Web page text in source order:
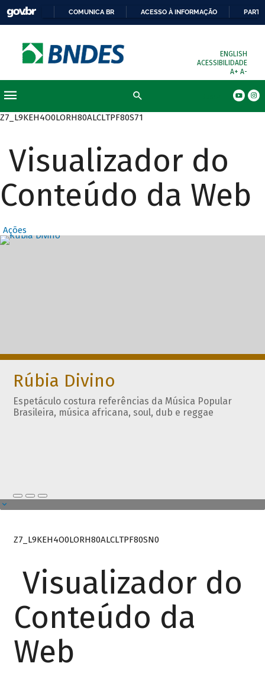
COMUNICA BR ACESSO À INFORMAÇÃO
ENGLISH
ACESSIBILIDADE
A+ A-
Z7_L9KEH4O0LORH80ALCLTPF80S71
Visualizador do
Conteúdo da Web
Ações
Destaques
Rúbia Divino
Espetáculo costura referências da Música Popular
Brasileira, música africana, soul, dub e reggae
Z7_L9KEH4O0LORH80ALCLTPF80SN0
Visualizador do
Conteúdo da
Web